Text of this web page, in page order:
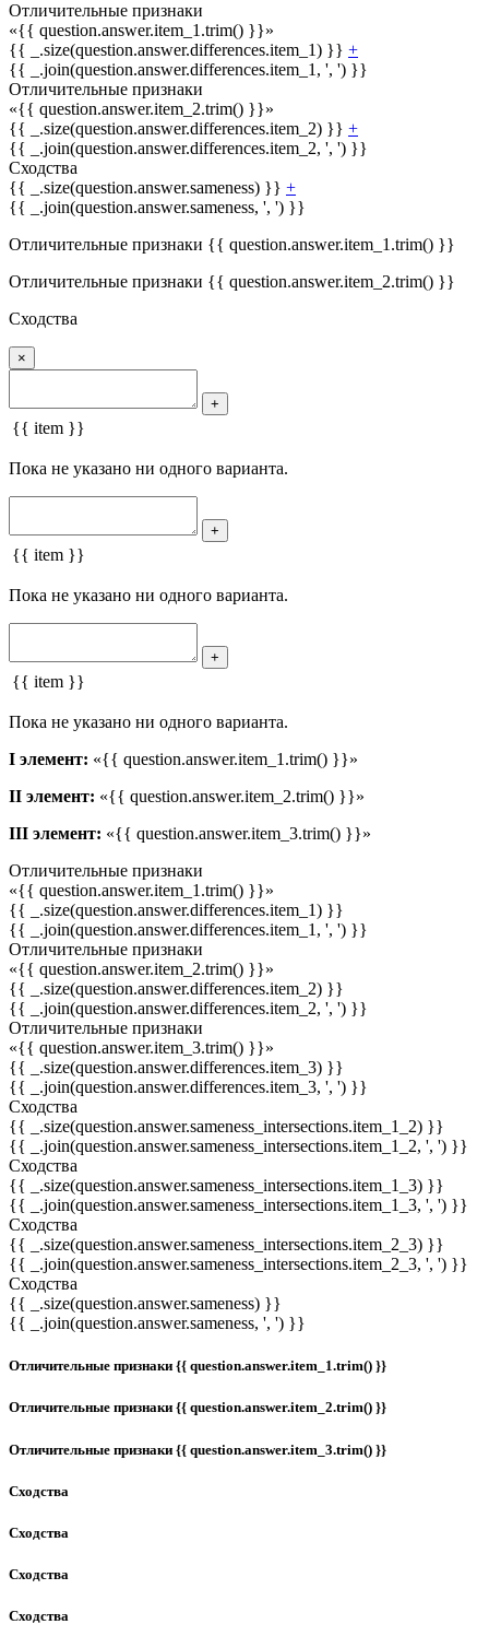
Отличительные признаки
«{{ question.answer.item_1.trim() }}»
{{ _.size(question.answer.differences.item_1) }} +
{{ _.join(question.answer.differences.item_1, ', ') }}
Отличительные признаки
«{{ question.answer.item_2.trim() }}»
{{ _.size(question.answer.differences.item_2) }} +
{{ _.join(question.answer.differences.item_2, ', ') }}
Сходства
{{ _.size(question.answer.sameness) }} +
{{ _.join(question.answer.sameness, ', ') }}
Отличительные признаки {{ question.answer.item_1.trim() }}
Отличительные признаки {{ question.answer.item_2.trim() }}
Сходства
×
+
{{ item }}
Пока не указано ни одного варианта.
+
{{ item }}
Пока не указано ни одного варианта.
+
{{ item }}
Пока не указано ни одного варианта.
I элемент: «{{ question.answer.item_1.trim() }}»
II элемент: «{{ question.answer.item_2.trim() }}»
III элемент: «{{ question.answer.item_3.trim() }}»
Отличительные признаки
«{{ question.answer.item_1.trim() }}»
{{ _.size(question.answer.differences.item_1) }}
{{ _.join(question.answer.differences.item_1, ', ') }}
Отличительные признаки
«{{ question.answer.item_2.trim() }}»
{{ _.size(question.answer.differences.item_2) }}
{{ _.join(question.answer.differences.item_2, ', ') }}
Отличительные признаки
«{{ question.answer.item_3.trim() }}»
{{ _.size(question.answer.differences.item_3) }}
{{ _.join(question.answer.differences.item_3, ', ') }}
Сходства
{{ _.size(question.answer.sameness_intersections.item_1_2) }}
{{ _.join(question.answer.sameness_intersections.item_1_2, ', ') }}
Сходства
{{ _.size(question.answer.sameness_intersections.item_1_3) }}
{{ _.join(question.answer.sameness_intersections.item_1_3, ', ') }}
Сходства
{{ _.size(question.answer.sameness_intersections.item_2_3) }}
{{ _.join(question.answer.sameness_intersections.item_2_3, ', ') }}
Сходства
{{ _.size(question.answer.sameness) }}
{{ _.join(question.answer.sameness, ', ') }}
Отличительные признаки {{ question.answer.item_1.trim() }}
Отличительные признаки {{ question.answer.item_2.trim() }}
Отличительные признаки {{ question.answer.item_3.trim() }}
Сходства
Сходства
Сходства
Сходства